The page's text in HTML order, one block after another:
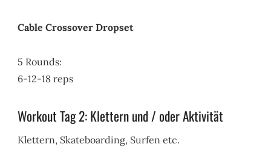
Cable Crossover Dropset
5 Rounds:
6-12-18 reps
Workout Tag 2: Klettern und / oder Aktivität
Klettern, Skateboarding, Surfen etc.